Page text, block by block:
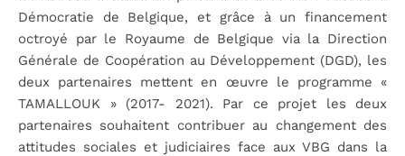
Démocratie de Belgique, et grâce à un financement
octroyé par le Royaume de Belgique via la Direction
Générale de Coopération au Développement (DGD), les
deux partenaires mettent en œuvre le programme «
TAMALLOUK » (2017- 2021). Par ce projet les deux
partenaires souhaitent contribuer au changement des
attitudes sociales et judiciaires face aux VBG dans la